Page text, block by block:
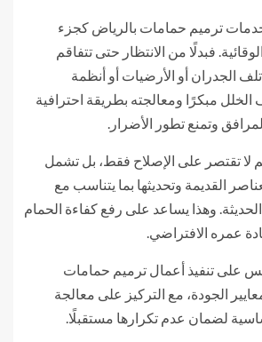
ترميم حمامات بالرياض كجزء
فبدلًا من الانتظار حتى تتفاقم
الجدران أو الأرضيات أو أنظمة
الخلل مبكرًا ومعالجته بطريقة احترافية
وتمنع تطور الأضرار.
لا تقتصر على الإصلاح فقط، بل تشمل
القديمة وتحديثها بما يتناسب مع
وهذا يساعد على رفع كفاءة الحمام
عمره الافتراضي.
على تنفيذ أعمال ترميم حمامات
الجودة، مع التركيز على معالجة
لضمان عدم تكرارها مستقبلًا.